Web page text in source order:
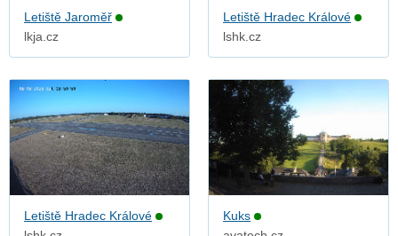
Letiště Jaroměř
lkja.cz
Letiště Hradec Králové
lshk.cz
Letiště Hradec Králové
Kuks